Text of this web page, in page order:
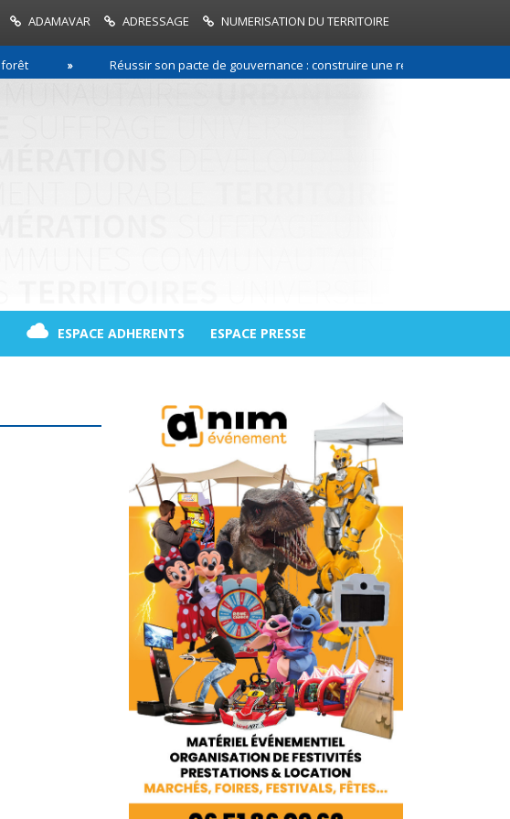
ADAMAVAR ADRESSAGE NUMERISATION DU TERRITOIRE
Réussir son pacte de gouvernance : construire une relation de confiance
ESPACE ADHERENTS ESPACE PRESSE